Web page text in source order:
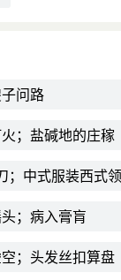
问路
；盐碱地的庄稼
；中式服装西式领
；病入膏肓
；头发丝扣算盘